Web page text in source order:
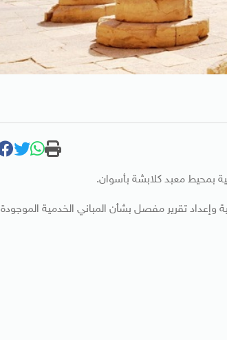
بمحيط معبد كلابشة بأسوان.
وإعداد تقرير مفصل بشأن المباني الخدمية الموجودة